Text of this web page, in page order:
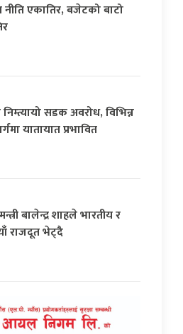
नीति एकातिर, बजेटको बाटो
निम्त्यायो सडक अवरोध, विभिन्न
यातायात प्रभावित
बालेन्द्र शाहले भारतीय र
राजदूत भेट्दै